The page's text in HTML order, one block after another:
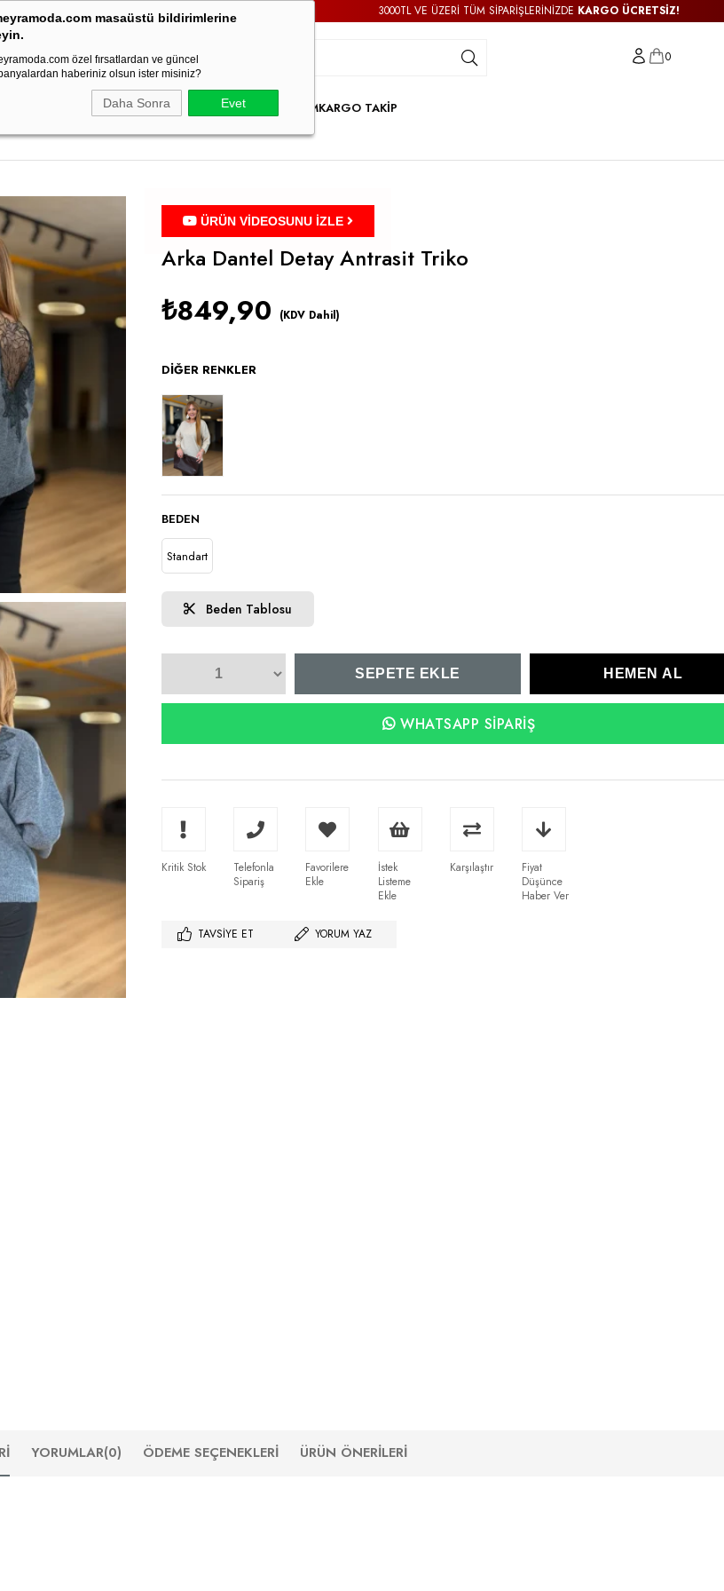
masaüstü bildirimlerine
özel fırsatlardan ve güncel
haberiniz olsun ister misiniz?
Daha Sonra Evet
ÜZERİ TÜM SİPARİŞLERİNİZDEKARGO ÜCRETSİZ! 3000TL VE ÜZERİ TÜM SİPARİŞLERİNİZDEKARGO ÜCRETSİZ!
0
ALT GİYİMDIŞ GİYİMTAKIM PARTY WEAR İNDİRİMKARGO TAKİP
ÜRÜN VİDEOSUNU İZLE
Arka Dantel Detay Antrasit Triko
₺849,90 (KDV Dahil)
DIĞER RENKLER
BEDEN
Standart
Beden Tablosu
WHATSAPP SIPARIŞ
Kritik Stok
Telefonla
Sipariş
Favorilere
Ekle
İstek
Listeme
Ekle
Karşılaştır
Fiyat
Düşünce
Haber Ver
TAVSIYE ET YORUM YAZ
YORUMLAR(0) ÖDEME SEÇENEKLERI ÜRÜN ÖNERILERI